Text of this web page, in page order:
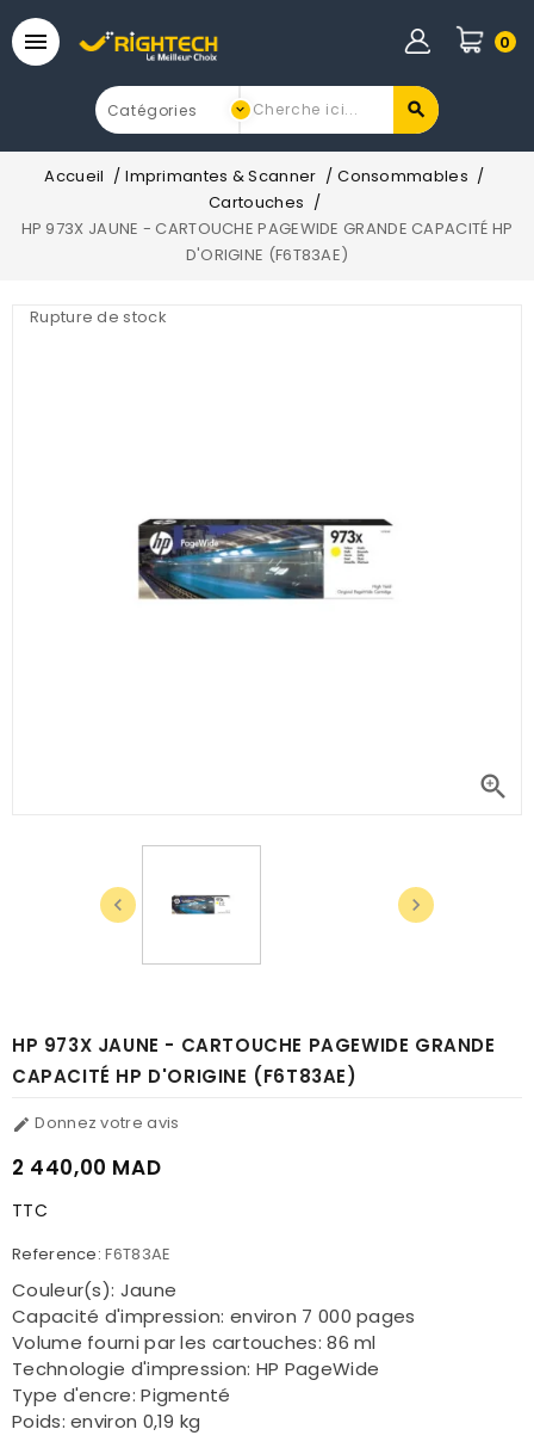
 0
Accueil Imprimantes & Scanner
Consommables
Cartouches
HP 973X JAUNE - CARTOUCHE PAGEWIDE GRANDE CAPACITÉ HP
D'ORIGINE (F6T83AE)
Rupture de stock

 
HP 973X JAUNE - CARTOUCHE PAGEWIDE GRANDE
CAPACITÉ HP D'ORIGINE (F6T83AE)
 Donnez votre avis
2 440,00 MAD
TTC
Reference: F6T83AE
Couleur(s): Jaune
Capacité d'impression: environ 7 000 pages
Volume fourni par les cartouches: 86 ml
Technologie d'impression: HP PageWide
Type d'encre: Pigmenté
Poids: environ 0,19 kg